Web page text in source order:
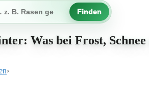
Finden
Was bei Frost,
›